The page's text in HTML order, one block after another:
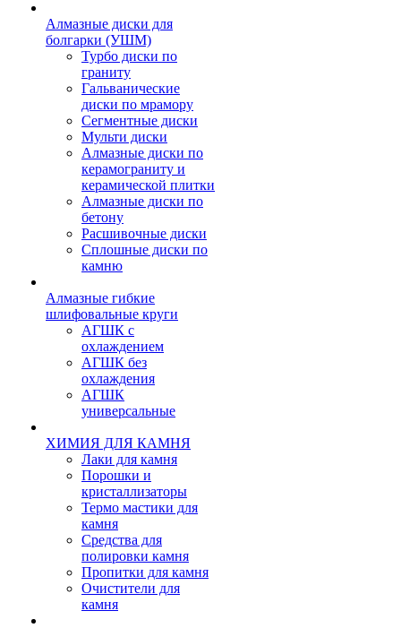
Алмазные диски для
болгарки (УШМ)
Турбо диски по
граниту
Гальванические
диски по мрамору
Сегментные диски
Мульти диски
Алмазные диски по
керамограниту и
керамической плитки
Алмазные диски по
бетону
Расшивочные диски
Сплошные диски по
камню
Алмазные гибкие
шлифовальные круги
АГШК с
охлаждением
АГШК без
охлаждения
АГШК
универсальные
ХИМИЯ ДЛЯ КАМНЯ
Лаки для камня
Порошки и
кристаллизаторы
Термо мастики для
камня
Средства для
полировки камня
Пропитки для камня
Очистители для
камня